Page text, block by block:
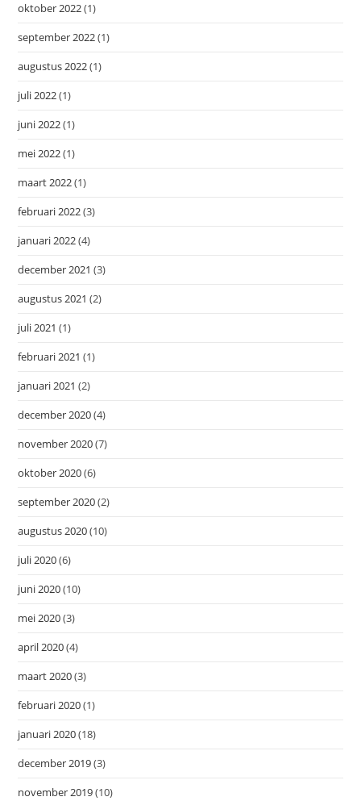
oktober 2022(1)
september 2022(1)
augustus 2022(1)
juli 2022(1)
juni 2022(1)
mei 2022(1)
maart 2022(1)
februari 2022(3)
januari 2022(4)
december 2021 (3)
augustus 2021 (2)
juli 2021 (1)
februari 2021 (1)
januari 2021 (2)
december 2020(4)
november 2020(7)
oktober 2020(6)
september 2020(2)
augustus 2020(10)
juli 2020(6)
juni 2020(10)
mei 2020(3)
april 2020(4)
maart 2020(3)
februari 2020(1)
januari 2020(18)
december 2019(3)
november 2019(10)